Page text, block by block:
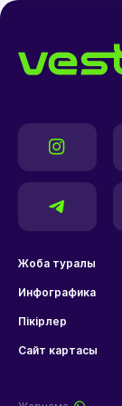
Жоба туралы
Инфографика
Пікірлер
Сайт картасы